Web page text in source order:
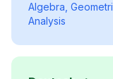
Algebra,
Analysis